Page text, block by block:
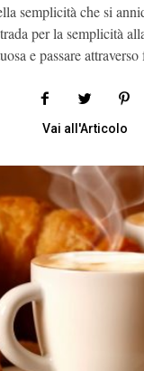
semplicità che si
per la semplicità
e passare
Vai all'Articolo